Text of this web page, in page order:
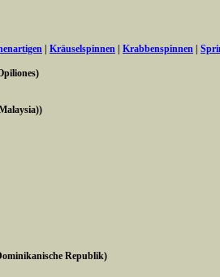
Kräuselspinnen Krabbenspinnen
Republik)